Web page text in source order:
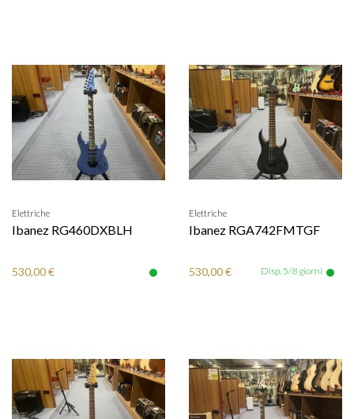
Elettriche
Ibanez RG460DXBLH
530,00 €
Elettriche
Ibanez RGA742FMTGF
530,00 € Disp. 5/8 giorni